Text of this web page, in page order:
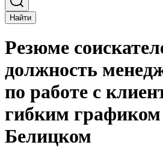
Найти
Резюме
должность
по работе с
гибким
Белицком